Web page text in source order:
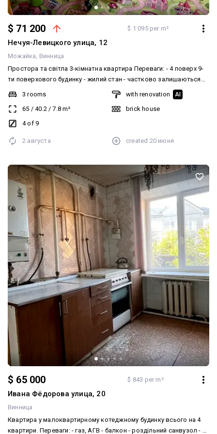
$ 71 200 $ 1 095 per m²
Нечуя-Левицкого улица, 12
Можайка Винница
Простора та світла 3-кімнатна квартира Переваги: - 4 поверх 9-
ти поверхового будинку - жилий стан - частково залишаються
меблі та техніка ( зокрема, посудомийна машина) - розвинена
інфраструктрура - зручне розташування. Все в пішій доступності
- доглянутий двір - можливий продаж під державні програми /
безготівковий розрахунок
3 rooms
65 / 40.2/7.8m²
4 of 9
with renovation AI
brick house
2 августа created 20 июня
$ 65 000 $ 843 per m²
Ивана Фёдорова улица, 20
Винница
Квартира у малоквартирному котеджному будинку всього на 4
квартири. Переваги: - газ, АГВ - балкон - роздільний санвузол - 1